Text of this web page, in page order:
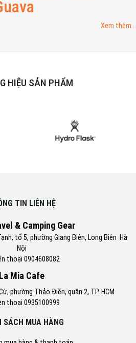
Xem thêm...
HIỆU SẢN PHẨM
TIN LIÊN HỆ
& Camping Gear
tổ 5, phường Giang Biên, Long Biên Hà
Nội
thoại 0904608082
La Mia Cafe
phường Thảo Điền, quận 2, TP. HCM
thoại 0935100999
SÁCH MUA HÀNG